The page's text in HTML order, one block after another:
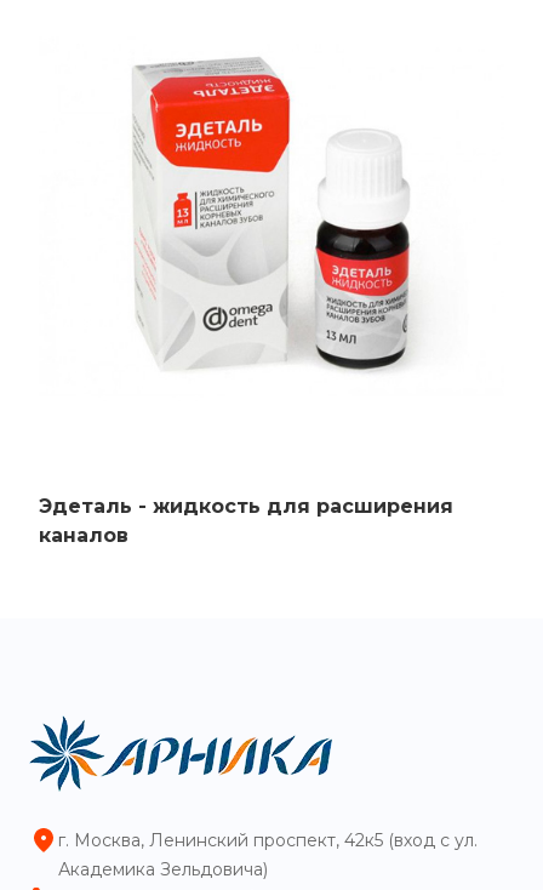
Эдеталь - жидкость для расширения
каналов
г. Москва, Ленинский проспект, 42к5 (вход с ул.
Академика Зельдовича)